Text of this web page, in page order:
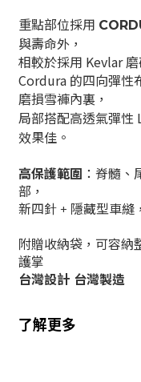
重點部位採用
與壽命外，
相較於採用 Kevlar
Cordura 的四向彈性
磨損雪褲內裏，
局部搭配高透氣彈性
效果佳。
高保護範圍 ：脊髓、
部，
新四針 + 隱藏型車縫
附贈收納袋，可容納
護掌
台灣設計 台灣製造
了解更多